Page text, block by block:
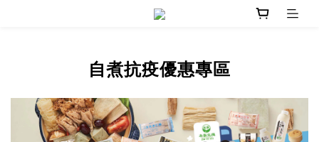
自煮抗疫優惠專區